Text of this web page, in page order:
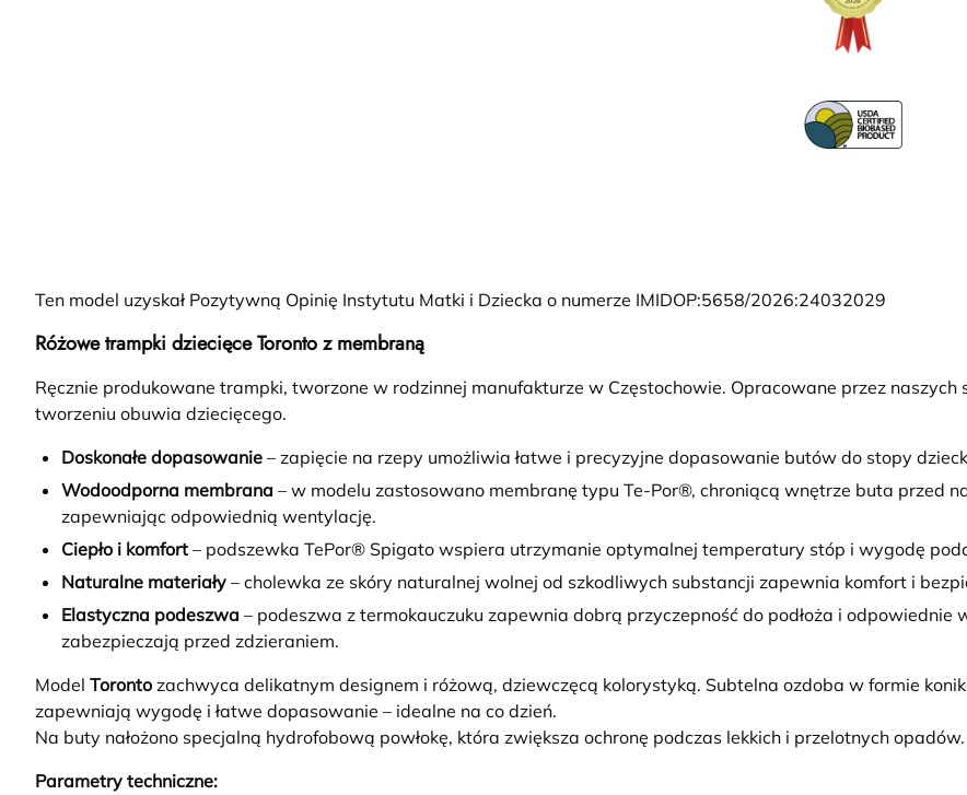
Ten model uzyskał Pozytywną Opinię Instytutu Matki i Dziecka o numerze IMIDOP:5658/2026:24032029
Różowe trampki dziecięce Toronto z membraną
Ręcznie produkowane trampki, tworzone w rodzinnej manufakturze w Częstochowie. Opracowane przez
tworzeniu obuwia dziecięcego.
Doskonałe dopasowanie – zapięcie na rzepy umożliwia łatwe i precyzyjne dopasowanie butów do stopy
Wodoodporna membrana – w modelu zastosowano membranę typu Te-Por®, chroniącą wnętrze buta przed
zapewniając odpowiednią wentylację.
Ciepło i komfort – podszewka TePor® Spigato wspiera utrzymanie optymalnej temperatury stóp i wygodę
Naturalne materiały – cholewka ze skóry naturalnej wolnej od szkodliwych substancji zapewnia komfort i
Elastyczna podeszwa – podeszwa z termokauczuku zapewnia dobrą przyczepność do podłoża i odpowiednie
zabezpieczają przed zdzieraniem.
Model Toronto zachwyca delikatnym designem i różową, dziewczęcą kolorystyką. Subtelna ozdoba w formie
zapewniają wygodę i łatwe dopasowanie – idealne na co dzień.
Na buty nałożono specjalną hydrofobową powłokę, która zwiększa ochronę podczas lekkich i przelotnych opadów.
Parametry techniczne: